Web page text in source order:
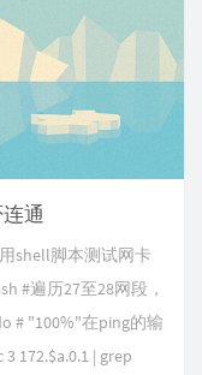
通
shell脚本测试网卡
#遍历27至28网段，
# "100%"在ping的输
172.$a.0.1 | grep